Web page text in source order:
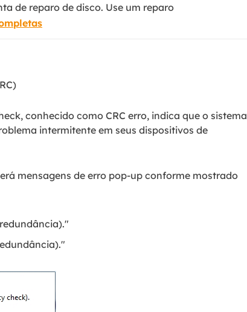
de reparo de disco. Use um reparo
conhecido como CRC erro, indica que o sistema
intermitente em seus dispositivos de
mensagens de erro pop-up conforme mostrado